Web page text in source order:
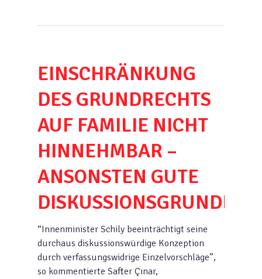
EINSCHRÄNKUNG
DES GRUNDRECHTS
AUF FAMILIE NICHT
HINNEHMBAR –
ANSONSTEN GUTE
“Innenminister Schily beeinträchtigt seine
durchaus diskussionswürdige Konzeption
durch verfassungswidrige Einzelvorschläge”,
so kommentierte Safter Çınar,